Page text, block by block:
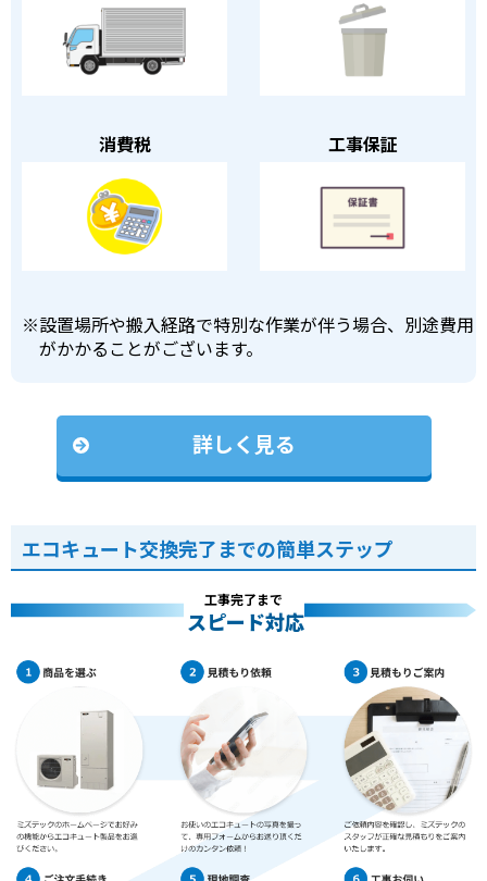
消費税 工事保証
※設置場所や搬入経路で特別な作業が伴う場合、別途費用
がかかることがございます。
詳しく見る
エコキュート交換完了までの簡単ステップ
工事完了まで
スピード対応